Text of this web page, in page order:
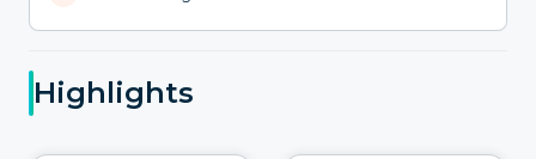
Highlights